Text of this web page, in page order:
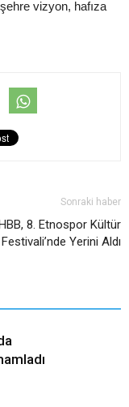
vizyon, hafıza
Sonraki haber
8. Etnospor Kültür
Festivali’nde Yerini Aldı